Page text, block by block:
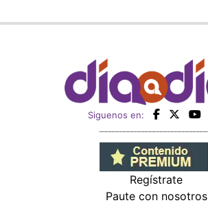
Siguenos en:
Regístrate
Paute con nosotros